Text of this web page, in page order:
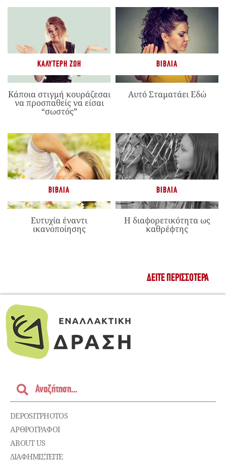
ΚΑΛΎΤΕΡΗ ΖΩΉ
Κάποια στιγμή κουράζεσαι
να προσπαθείς να είσαι
“σωστός”
ΒΙΒΛΊΑ
Αυτό Σταματάει Εδώ
ΒΙΒΛΊΑ
Ευτυχία έναντι
ικανοποίησης
ΒΙΒΛΊΑ
Η διαφορετικότητα ως
καθρέφτης
ΔΕΊΤΕ ΠΕΡΙΣΣΌΤΕΡΑ
DEPOSITPHOTOS
ΑΡΘΡΟΓΡΑΦΟΙ
ABOUT US
ΔΙΑΦΗΜΙΣΤΕΊΤΕ